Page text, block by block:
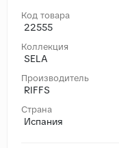
Код товара
22555
Коллекция
SELA
Производитель
RIFFS
Страна
Испания